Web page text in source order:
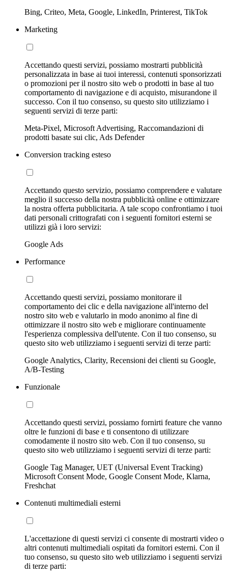
Bing, Criteo, Meta, Google, LinkedIn, Printerest, TikTok
Marketing
Accettando questi servizi, possiamo mostrarti pubblicità
personalizzata in base ai tuoi interessi, contenuti sponsorizzati
o promozioni per il nostro sito web o prodotti in base al tuo
comportamento di navigazione e di acquisto, misurandone il
successo. Con il tuo consenso, su questo sito utilizziamo i
seguenti servizi di terze parti:
Meta-Pixel, Microsoft Advertising, Raccomandazioni di
prodotti basate sui clic, Ads Defender
Conversion tracking esteso
Accettando questo servizio, possiamo comprendere e valutare
meglio il successo della nostra pubblicità online e ottimizzare
la nostra offerta pubblicitaria. A tale scopo confrontiamo i tuoi
dati personali crittografati con i seguenti fornitori esterni se
utilizzi già i loro servizi:
Google Ads
Performance
Accettando questi servizi, possiamo monitorare il
comportamento dei clic e della navigazione all'interno del
nostro sito web e valutarlo in modo anonimo al fine di
ottimizzare il nostro sito web e migliorare continuamente
l'esperienza complessiva dell'utente. Con il tuo consenso, su
questo sito web utilizziamo i seguenti servizi di terze parti:
Google Analytics, Clarity, Recensioni dei clienti su Google,
A/B-Testing
Funzionale
Accettando questi servizi, possiamo fornirti feature che vanno
oltre le funzioni di base e ti consentono di utilizzare
comodamente il nostro sito web. Con il tuo consenso, su
questo sito web utilizziamo i seguenti servizi di terze parti:
Google Tag Manager, UET (Universal Event Tracking)
Microsoft Consent Mode, Google Consent Mode, Klarna,
Freshchat
Contenuti multimediali esterni
L'accettazione di questi servizi ci consente di mostrarti video o
altri contenuti multimediali ospitati da fornitori esterni. Con il
tuo consenso, su questo sito web utilizziamo i seguenti servizi
di terze parti: